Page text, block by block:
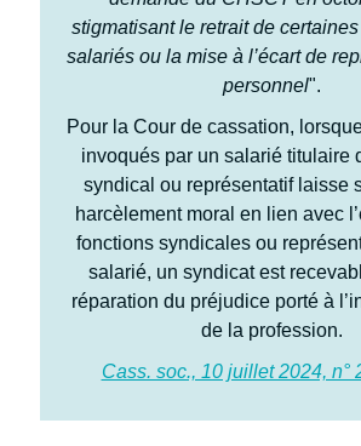
stigmatisant le retrait de
salariés ou la mise à l’écart de
personnel".
Pour la Cour de cassation,
invoqués par un salarié titulaire
syndical ou représentatif laisse
harcèlement moral en lien avec
fonctions syndicales ou
salarié, un syndicat est
réparation du préjudice porté à
de la profession.
Cass. soc., 10 juillet 2024, n°